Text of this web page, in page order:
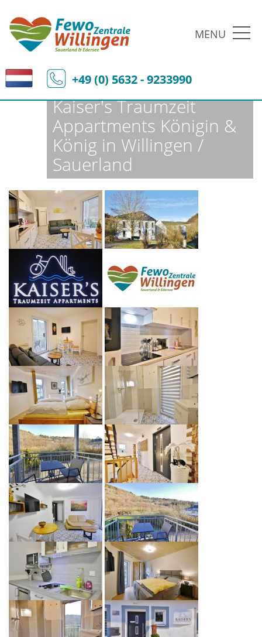
MENU
+49 (0) 5632 - 9233990
Fewo-Zentrale Willingen Ferienobjekte Fewo-Details
Kaiser's Traumzeit
Appartments Königin &
König in Willingen /
Sauerland